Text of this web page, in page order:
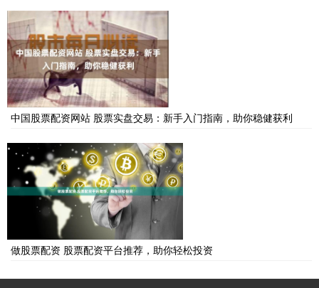
中国股票配资网站 股票实盘交易：新手入门指南，助你稳健获利
做股票配资 股票配资平台推荐，助你轻松投资